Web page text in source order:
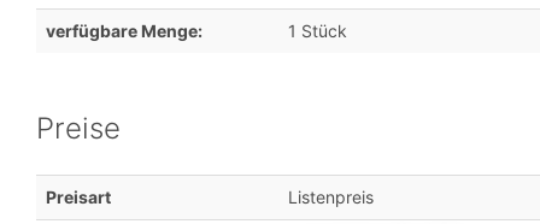
verfügbare Menge: 1 Stück
Preise
Preisart Listenpreis